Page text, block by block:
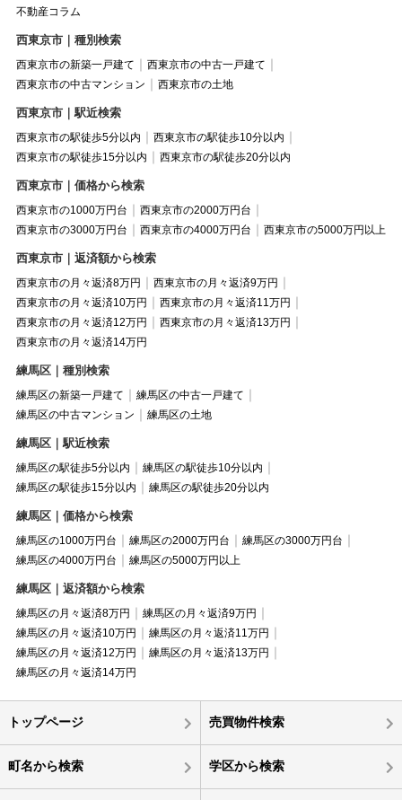
不動産コラム
西東京市｜種別検索
西東京市の新築一戸建て
西東京市の中古一戸建て
西東京市の中古マンション
西東京市の土地
西東京市｜駅近検索
西東京市の駅徒歩5分以内
西東京市の駅徒歩10分以内
西東京市の駅徒歩15分以内
西東京市の駅徒歩20分以内
西東京市｜価格から検索
西東京市の1000万円台
西東京市の2000万円台
西東京市の3000万円台
西東京市の4000万円台 西東京市の5000万円以上
西東京市｜返済額から検索
西東京市の月々返済8万円
西東京市の月々返済9万円
西東京市の月々返済10万円
西東京市の月々返済11万円
西東京市の月々返済12万円
西東京市の月々返済13万円
西東京市の月々返済14万円
練馬区｜種別検索
練馬区の新築一戸建て
練馬区の中古一戸建て
練馬区の中古マンション
練馬区の土地
練馬区｜駅近検索
練馬区の駅徒歩5分以内
練馬区の駅徒歩10分以内
練馬区の駅徒歩15分以内
練馬区の駅徒歩20分以内
練馬区｜価格から検索
練馬区の1000万円台 練馬区の2000万円台
練馬区の3000万円台
練馬区の4000万円台
練馬区の5000万円以上
練馬区｜返済額から検索
練馬区の月々返済8万円
練馬区の月々返済9万円
練馬区の月々返済10万円
練馬区の月々返済11万円
練馬区の月々返済12万円
練馬区の月々返済13万円
練馬区の月々返済14万円
トップページ 売買物件検索
町名から検索 学区から検索